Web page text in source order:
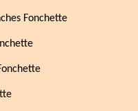
Fonchette